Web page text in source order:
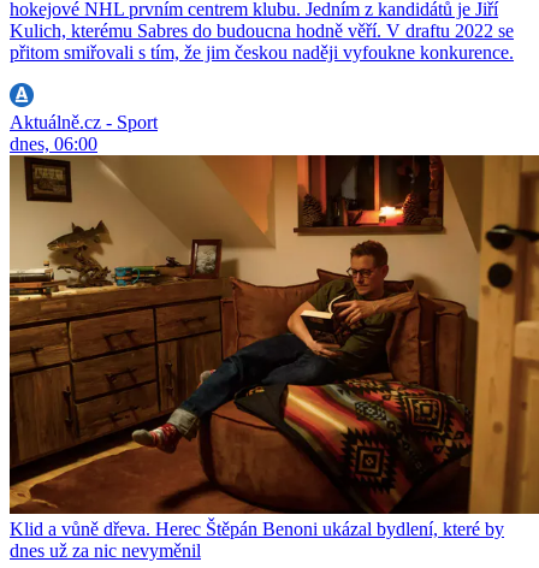
hokejové NHL prvním centrem klubu. Jedním z kandidátů je Jiří
Kulich, kterému Sabres do budoucna hodně věří. V draftu 2022 se
přitom smiřovali s tím, že jim českou naději vyfoukne konkurence.
Aktuálně.cz - Sport
dnes, 06:00
Klid a vůně dřeva. Herec Štěpán Benoni ukázal bydlení, které by
dnes už za nic nevyměnil